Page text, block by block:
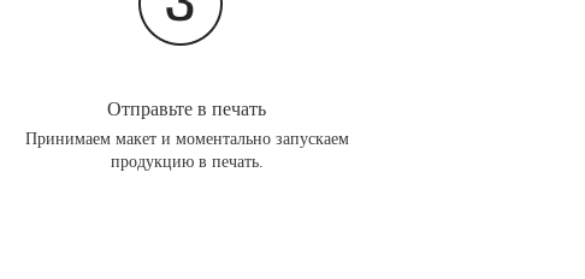
Отправьте в печать
Принимаем макет и моментально запускаем
продукцию в печать.